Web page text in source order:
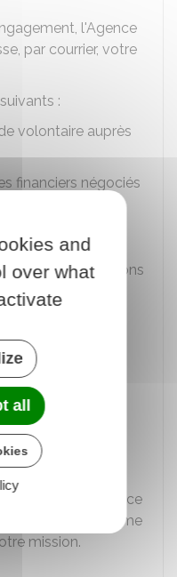
l'Agence
par courrier, votre
:
volontaire auprès
financiers négociés
les informations
de votre
de service
carte à l'organisme
mission.
and
over what
all